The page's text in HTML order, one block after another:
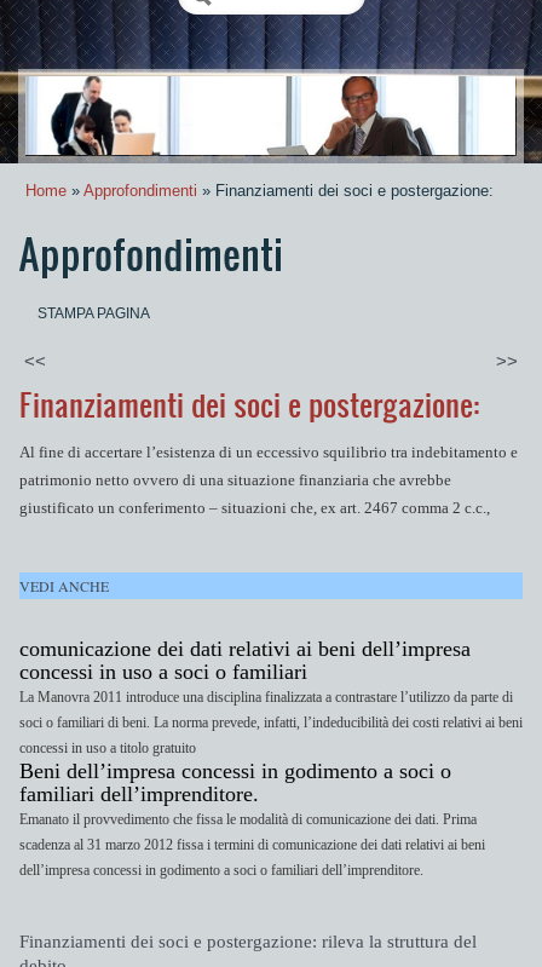
Home » Approfondimenti » Finanziamenti dei soci e postergazione:
Approfondimenti
STAMPA PAGINA
<< >>
Finanziamenti dei soci e postergazione:
Al fine di accertare l’esistenza di un eccessivo squilibrio tra indebitamento e
patrimonio netto ovvero di una situazione finanziaria che avrebbe
giustificato un conferimento – situazioni che, ex art. 2467 comma 2 c.c.,
VEDI ANCHE
comunicazione dei dati relativi ai beni dell’impresa
concessi in uso a soci o familiari
La Manovra 2011 introduce una disciplina finalizzata a contrastare l’utilizzo da parte di
soci o familiari di beni. La norma prevede, infatti, l’indeducibilità dei costi relativi ai beni
concessi in uso a titolo gratuito
Beni dell’impresa concessi in godimento a soci o
familiari dell’imprenditore.
Emanato il provvedimento che fissa le modalità di comunicazione dei dati. Prima
scadenza al 31 marzo 2012 fissa i termini di comunicazione dei dati relativi ai beni
dell’impresa concessi in godimento a soci o familiari dell’imprenditore.
Finanziamenti dei soci e postergazione: rileva la struttura del